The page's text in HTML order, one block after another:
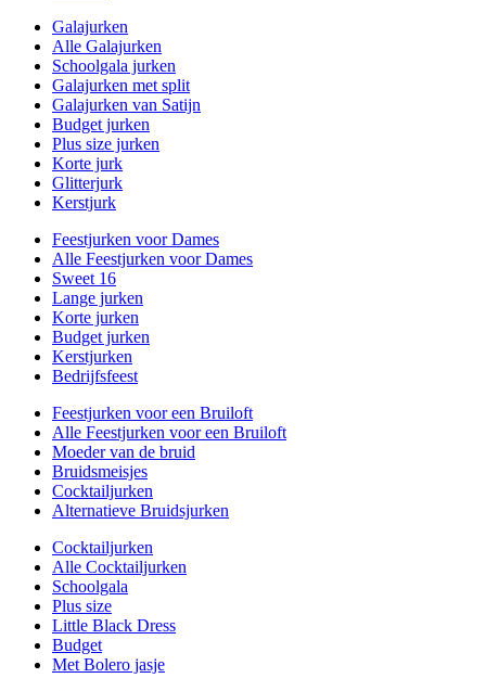
Galajurken
Alle Galajurken
Schoolgala jurken
Galajurken met split
Galajurken van Satijn
Budget jurken
Plus size jurken
Korte jurk
Glitterjurk
Kerstjurk
Feestjurken voor Dames
Alle Feestjurken voor Dames
Sweet 16
Lange jurken
Korte jurken
Budget jurken
Kerstjurken
Bedrijfsfeest
Feestjurken voor een Bruiloft
Alle Feestjurken voor een Bruiloft
Moeder van de bruid
Bruidsmeisjes
Cocktailjurken
Alternatieve Bruidsjurken
Cocktailjurken
Alle Cocktailjurken
Schoolgala
Plus size
Little Black Dress
Budget
Met Bolero jasje